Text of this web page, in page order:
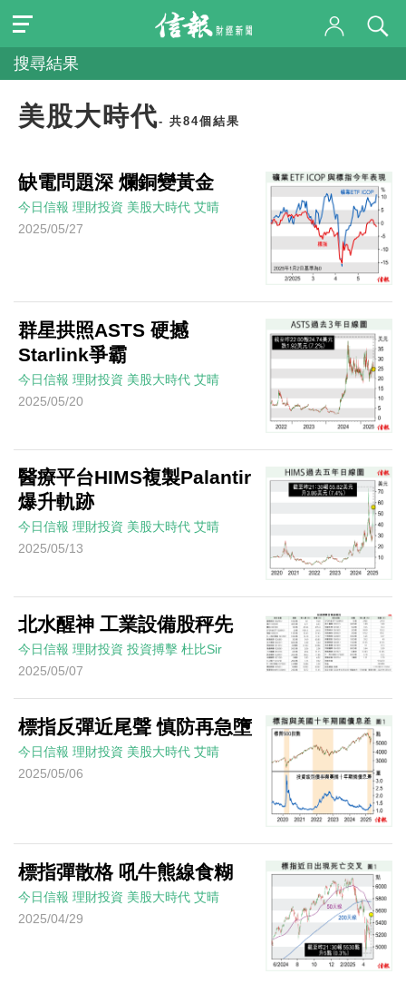
搜尋結果
美股大時代- 共84個結果
缺電問題深 爛銅變黃金
今日信報 理財投資 美股大時代 艾晴
2025/05/27
群星拱照ASTS 硬撼
Starlink爭霸
今日信報 理財投資 美股大時代 艾晴
2025/05/20
醫療平台HIMS複製Palantir
爆升軌跡
今日信報 理財投資 美股大時代 艾晴
2025/05/13
北水醒神 工業設備股秤先
今日信報 理財投資 投資搏擊 杜比Sir
2025/05/07
標指反彈近尾聲 慎防再急墮
今日信報 理財投資 美股大時代 艾晴
2025/05/06
標指彈散格 吼牛熊線食糊
今日信報 理財投資 美股大時代 艾晴
2025/04/29